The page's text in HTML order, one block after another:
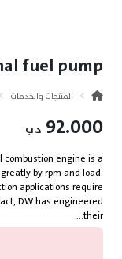
fuel pump
المنتجات والخدمات
92.000 د.ب
combustion engine is a
by rpm and load.
applications require
DW has engineered
their...